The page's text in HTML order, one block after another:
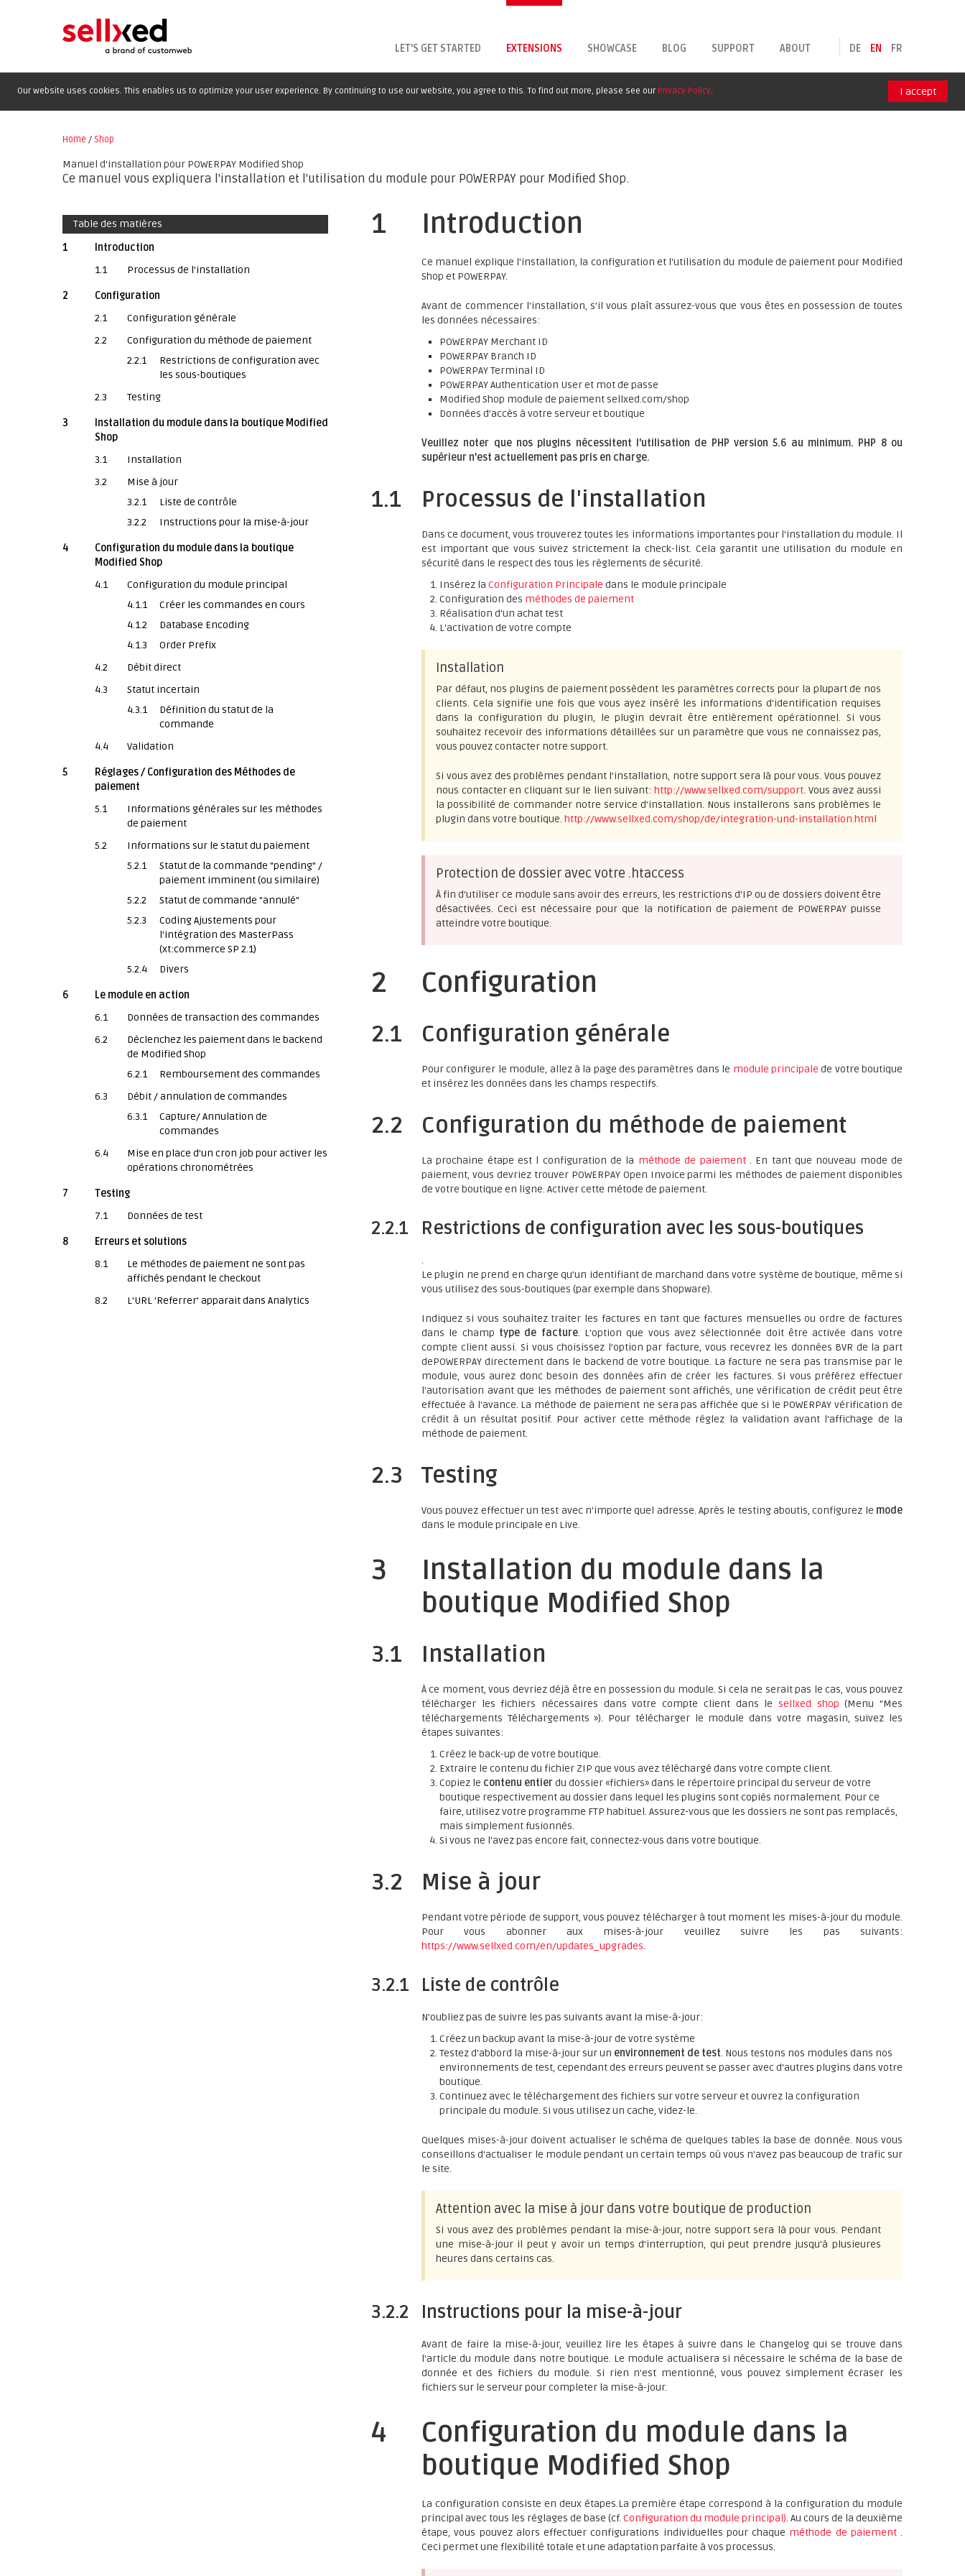
DE EN FR
LET'S GET STARTED EXTENSIONS SHOWCASE BLOG SUPPORT ABOUT
Our website uses cookies. This enables us to optimize your user experience. By continuing to use our website, you agree to this. To find out more, please see our Privacy Policy. I accept
Home / Shop
Manuel d'installation pour POWERPAY Modified Shop
Ce manuel vous expliquera l'installation et l'utilisation du module pour POWERPAY pour Modified Shop.
Table des matières
1
Introduction
1.1
Processus de l'installation
2
Configuration
2.1
Configuration générale
2.2
Configuration du méthode de paiement
2.2.1
Restrictions de configuration avec
les sous-boutiques
2.3
Testing
3
Installation du module dans la boutique Modified
Shop
3.1
Installation
3.2
Mise à jour
3.2.1
Liste de contrôle
3.2.2
Instructions pour la mise-à-jour
4
Configuration du module dans la boutique
Modified Shop
4.1
Configuration du module principal
4.1.1
Créer les commandes en cours
4.1.2
Database Encoding
4.1.3
Order Prefix
4.2
Débit direct
4.3
Statut incertain
4.3.1
Définition du statut de la
commande
4.4
Validation
5
Réglages / Configuration des Méthodes de
paiement
5.1
Informations générales sur les méthodes
de paiement
5.2
Informations sur le statut du paiement
5.2.1
Statut de la commande "pending" /
paiement imminent (ou similaire)
5.2.2
Statut de commande "annulé"
5.2.3
Coding Ajustements pour
l'intégration des MasterPass
(xt:commerce SP 2.1)
5.2.4
Divers
6
Le module en action
6.1
Données de transaction des commandes
6.2
Déclenchez les paiement dans le backend
de Modified Shop
6.2.1
Remboursement des commandes
6.3
Débit / annulation de commandes
6.3.1
Capture/ Annulation de
commandes
6.4
Mise en place d'un cron job pour activer les
opérations chronométrées
7
Testing
7.1
Données de test
8
Erreurs et solutions
8.1
Le méthodes de paiement ne sont pas
affichés pendant le checkout
8.2
L'URL 'Referrer' apparait dans Analytics
1 Introduction
Ce manuel explique l'installation, la configuration et l'utilisation du module de paiement pour Modified
Shop et POWERPAY.
Avant de commencer l'installation, s'il vous plaît assurez-vous que vous êtes en possession de toutes
les données nécessaires:
POWERPAY Merchant ID
POWERPAY Branch ID
POWERPAY Terminal ID
POWERPAY Authentication User et mot de passe
Modified Shop module de paiement sellxed.com/shop
Données d'accès à votre serveur et boutique
Veuillez noter que nos plugins nécessitent l'utilisation de PHP version 5.6 au minimum. PHP 8 ou
supérieur n'est actuellement pas pris en charge.
1.1 Processus de l'installation
Dans ce document, vous trouverez toutes les informations importantes pour l'installation du module. Il
est important que vous suivez strictement la check-list. Cela garantit une utilisation du module en
sécurité dans le respect des tous les règlements de sécurité.
Insérez la Configuration Principale dans le module principale
Configuration des méthodes de paiement
Réalisation d'un achat test
L'activation de votre compte
Installation
Par défaut, nos plugins de paiement possèdent les paramètres corrects pour la plupart de nos
clients. Cela signifie une fois que vous ayez inséré les informations d'identification requises
dans la configuration du plugin, le plugin devrait être entièrement opérationnel. Si vous
souhaitez recevoir des informations détaillées sur un paramètre que vous ne connaissez pas,
vous pouvez contacter notre support.
Si vous avez des problèmes pendant l'installation, notre support sera là pour vous. Vous pouvez
nous contacter en cliquant sur le lien suivant:http://www.sellxed.com/support. Vous avez aussi
la possibilité de commander notre service d'installation. Nous installerons sans problèmes le
plugin dans votre boutique. http://www.sellxed.com/shop/de/integration-und-installation.html
Protection de dossier avec votre .htaccess
À fin d'utiliser ce module sans avoir des erreurs, les restrictions d'IP ou de dossiers doivent être
désactivées. Ceci est nécessaire pour que la notification de paiement de POWERPAY puisse
atteindre votre boutique.
2 Configuration
2.1 Configuration générale
Pour configurer le module, allez à la page des paramètres dans le module principale de votre boutique
et insérez les données dans les champs respectifs.
2.2 Configuration du méthode de paiement
La prochaine étape est l configuration de la méthode de paiement. En tant que nouveau mode de
paiement, vous devriez trouver POWERPAY Open Invoice parmi les méthodes de paiement disponibles
de votre boutique en ligne. Activer cette métode de paiement.
2.2.1 Restrictions de configuration avec les sous-boutiques
.
Le plugin ne prend en charge qu'un identifiant de marchand dans votre système de boutique, même si
vous utilisez des sous-boutiques (par exemple dans Shopware).
Indiquez si vous souhaitez traiter les factures en tant que factures mensuelles ou ordre de factures
dans le champ type de facture. L'option que vous avez sélectionnée doit être activée dans votre
compte client aussi. Si vous choisissez l’option par facture, vous recevrez les données BVR de la part
dePOWERPAY directement dans le backend de votre boutique. La facture ne sera pas transmise par le
module, vous aurez donc besoin des données afin de créer les factures. Si vous préférez effectuer
l'autorisation avant que les méthodes de paiement sont affichés, une vérification de crédit peut être
effectuée à l'avance. La méthode de paiement ne sera pas affichée que si le POWERPAY vérification de
crédit à un résultat positif. Pour activer cette méthode réglez la validation avant l'affichage de la
méthode de paiement.
2.3 Testing
Vous pouvez effectuer un test avec n'importe quel adresse. Après le testing aboutis, configurez le mode
dans le module principale en Live.
3
Installation du module dans la
boutique Modified Shop
3.1 Installation
À ce moment, vous devriez déjà être en possession du module. Si cela ne serait pas le cas, vous pouvez
télécharger les fichiers nécessaires dans votre compte client dans le sellxed shop (Menu "Mes
téléchargements Téléchargements »). Pour télécharger le module dans votre magasin, suivez les
étapes suivantes:
Créez le back-up de votre boutique.
Extraire le contenu du fichier ZIP que vous avez téléchargé dans votre compte client.
Copiez le contenu entierdu dossier «fichiers» dans le répertoire principal du serveur de votre
boutique respectivement au dossier dans lequel les plugins sont copiés normalement. Pour ce
faire, utilisez votre programme FTP habituel. Assurez-vous que les dossiers ne sont pas remplacés,
mais simplement fusionnés.
Si vous ne l'avez pas encore fait, connectez-vous dans votre boutique.
3.2 Mise à jour
Pendant votre période de support, vous pouvez télécharger à tout moment les mises-à-jour du module.
Pour vous abonner aux mises-à-jour veuillez suivre les pas suivants:
https://www.sellxed.com/en/updates_upgrades.
3.2.1 Liste de contrôle
N'oubliez pas de suivre les pas suivants avant la mise-à-jour:
Créez un backup avant la mise-à-jour de votre système
Testez d'abbord la mise-à-jour sur un environnement de test. Nous testons nos modules dans nos
environnements de test, cependant des erreurs peuvent se passer avec d'autres plugins dans votre
boutique.
Continuez avec le téléchargement des fichiers sur votre serveur et ouvrez la configuration
principale du module. Si vous utilisez un cache, videz-le.
Quelques mises-à-jour doivent actualiser le schéma de quelques tables la base de donnée. Nous vous
conseillons d'actualiser le module pendant un certain temps où vous n'avez pas beaucoup de trafic sur
le site.
Attention avec la mise à jour dans votre boutique de production
Si vous avez des problèmes pendant la mise-à-jour, notre support sera là pour vous. Pendant
une mise-à-jour il peut y avoir un temps d'interruption, qui peut prendre jusqu'à plusieures
heures dans certains cas.
3.2.2 Instructions pour la mise-à-jour
Avant de faire la mise-à-jour, veuillez lire les étapes à suivre dans le Changelog qui se trouve dans
l'article du module dans notre boutique. Le module actualisera si nécessaire le schéma de la base de
donnée et des fichiers du module. Si rien n'est mentionné, vous pouvez simplement écraser les
fichiers sur le serveur pour completer la mise-à-jour.
4
Configuration du module dans la
boutique Modified Shop
La configuration consiste en deux étapes.La première étape correspond à la configuration du module
principal avec tous les réglages de base (cf. Configuration du module principal). Au cours de la deuxième
étape, vous pouvez alors effectuer configurations individuelles pour chaque méthode de paiement .
Ceci permet une flexibilité totale et une adaptation parfaite à vos processus.